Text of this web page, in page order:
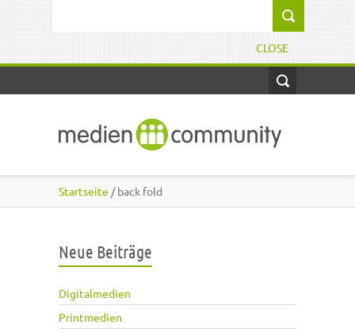
CLOSE
Startseite / back fold
Neue Beiträge
Digitalmedien
Printmedien